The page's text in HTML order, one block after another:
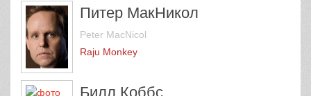
Питер МакНикол
Peter MacNicol
Raju Monkey
Билл Коббс